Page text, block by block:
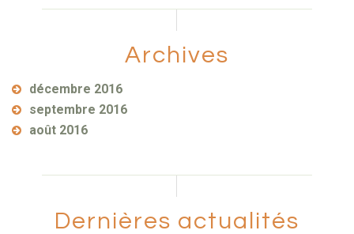
Archives
décembre 2016
septembre 2016
août 2016
Dernières actualités